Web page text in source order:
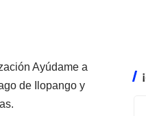
Ayúdame a
de Ilopango y